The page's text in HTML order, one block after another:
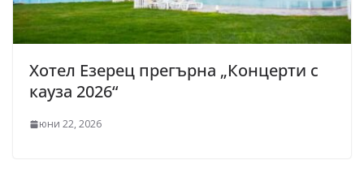
Хотел Езерец прегърна „Концерти с
кауза 2026“
юни 22, 2026